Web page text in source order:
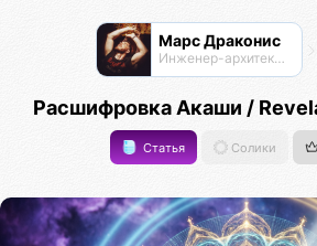
Марс Драконис
Инженер-архитектор
Расшифровка Акаши /
Статья Солики